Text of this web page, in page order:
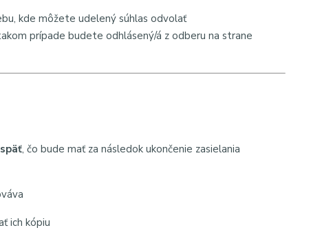
kde môžete udelený súhlas odvolať
prípade budete odhlásený/á z odberu na strane
, čo bude mať za následok ukončenie zasielania
ich kópiu